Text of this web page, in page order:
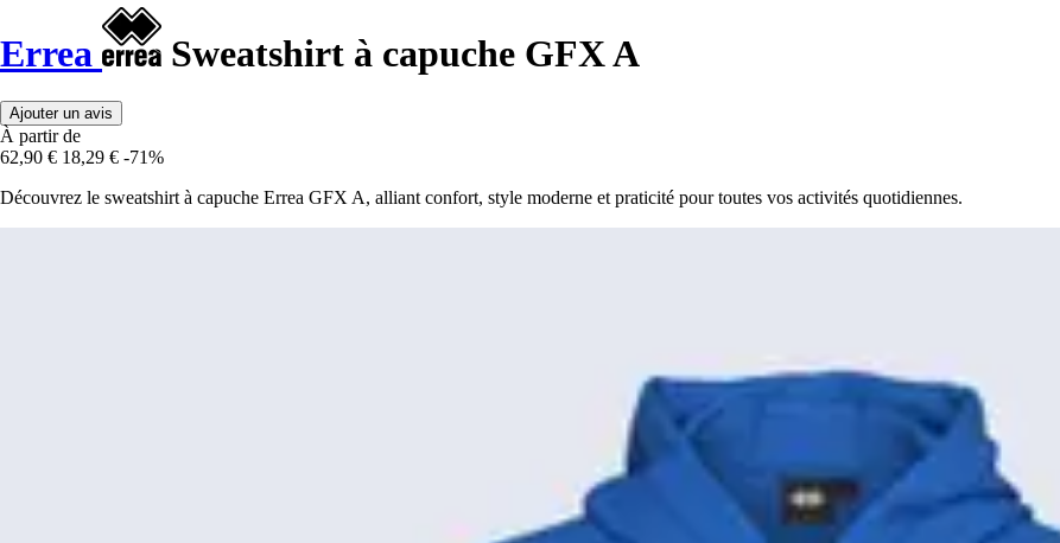
Errea Sweatshirt à capuche GFX A
Ajouter un avis
À partir de
62,90 € 18,29 € -71%
Découvrez le sweatshirt à capuche Errea GFX A, alliant confort, style moderne et praticité pour toutes vos activités quotidiennes.